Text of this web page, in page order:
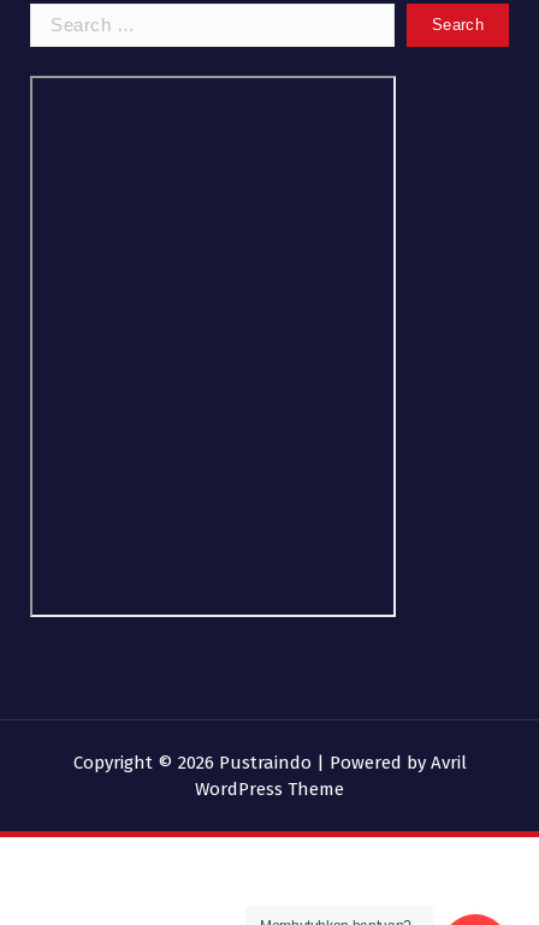
Search
for:
Copyright © 2026 Pustraindo | Powered by Avril
WordPress Theme